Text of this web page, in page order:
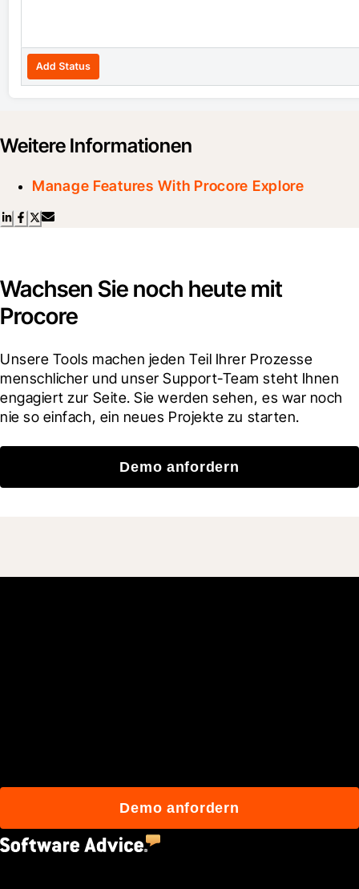
Weitere Informationen
Manage Features With Procore Explore
Wachsen Sie noch heute mit
Procore
Unsere Tools machen jeden Teil Ihrer Prozesse
menschlicher und unser Support-Team steht Ihnen
engagiert zur Seite. Sie werden sehen, es war noch
nie so einfach, ein neues Projekte zu starten.
Demo anfordern
Demo anfordern